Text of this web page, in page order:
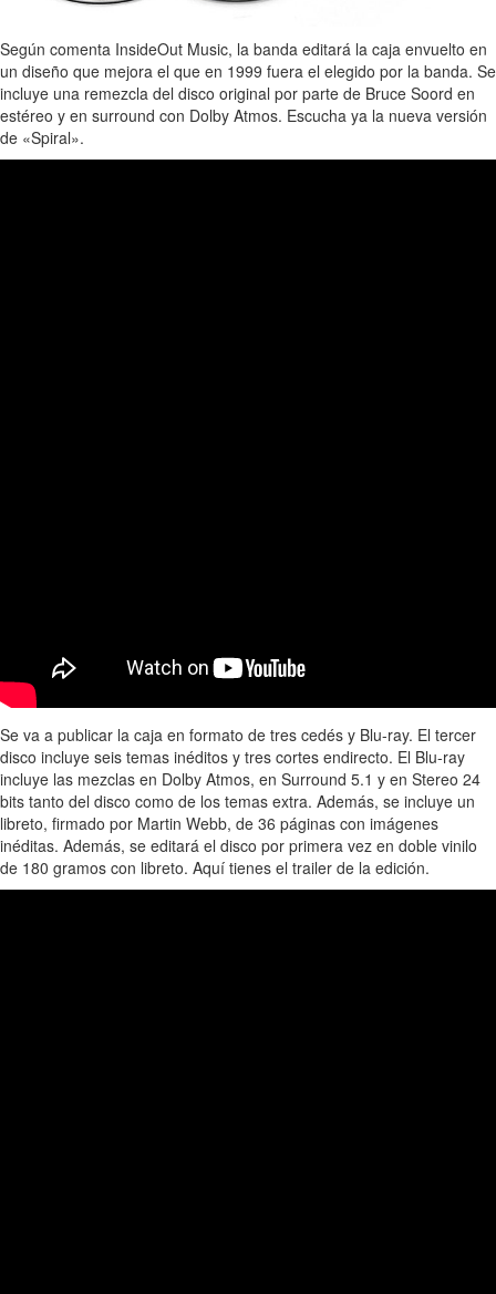
Según comenta InsideOut Music, la banda editará la caja envuelto en
un diseño que mejora el que en 1999 fuera el elegido por la banda. Se
incluye una remezcla del disco original por parte de Bruce Soord en
estéreo y en surround con Dolby Atmos. Escucha ya la nueva versión
de «Spiral».
Se va a publicar la caja en formato de tres cedés y Blu-ray. El tercer
disco incluye seis temas inéditos y tres cortes endirecto. El Blu-ray
incluye las mezclas en Dolby Atmos, en Surround 5.1 y en Stereo 24
bits tanto del disco como de los temas extra. Además, se incluye un
libreto, firmado por Martin Webb, de 36 páginas con imágenes
inéditas. Además, se editará el disco por primera vez en doble vinilo
de 180 gramos con libreto. Aquí tienes el trailer de la edición.